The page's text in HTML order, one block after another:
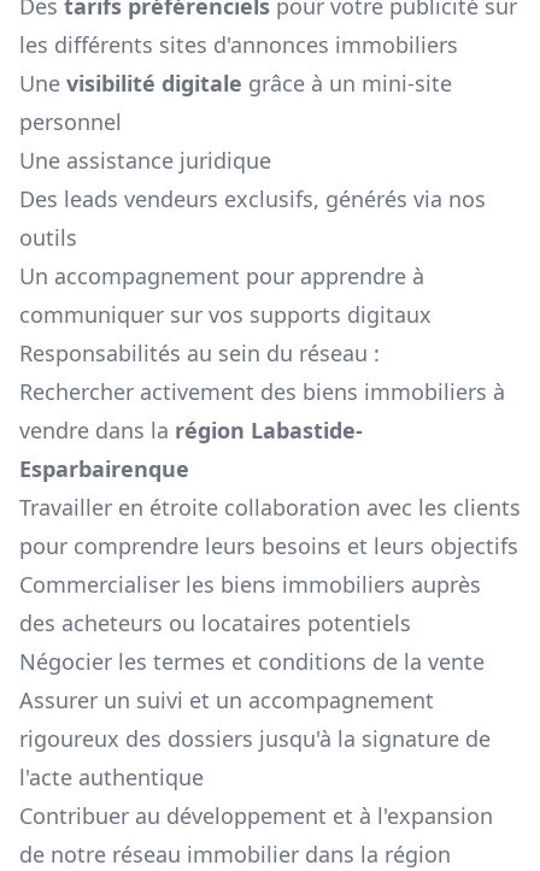
Des tarifs préférenciels pour votre publicité sur
les différents sites d'annonces immobiliers
Une visibilité digitale grâce à un mini-site
personnel
Une assistance juridique
Des leads vendeurs exclusifs, générés via nos
outils
Un accompagnement pour apprendre à
communiquer sur vos supports digitaux
Responsabilités au sein du réseau :
Rechercher activement des biens immobiliers à
vendre dans la région Labastide-
Esparbairenque
Travailler en étroite collaboration avec les clients
pour comprendre leurs besoins et leurs objectifs
Commercialiser les biens immobiliers auprès
des acheteurs ou locataires potentiels
Négocier les termes et conditions de la vente
Assurer un suivi et un accompagnement
rigoureux des dossiers jusqu'à la signature de
l'acte authentique
Contribuer au développement et à l'expansion
de notre réseau immobilier dans la région